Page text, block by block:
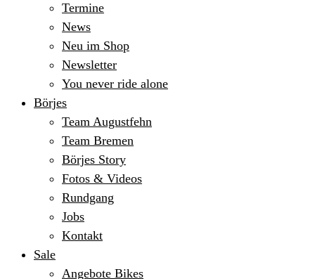
Termine
News
Neu im Shop
Newsletter
You never ride alone
Börjes
Team Augustfehn
Team Bremen
Börjes Story
Fotos & Videos
Rundgang
Jobs
Kontakt
Sale
Angebote Bikes